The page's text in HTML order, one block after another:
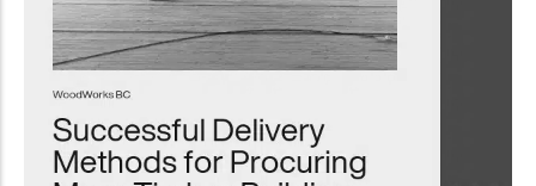
meilleures pratiques.
d'innovation
dans le domaine
du bois
connectez-vous pour
obtenir du support
technique, des conseils
des ressources pratiques